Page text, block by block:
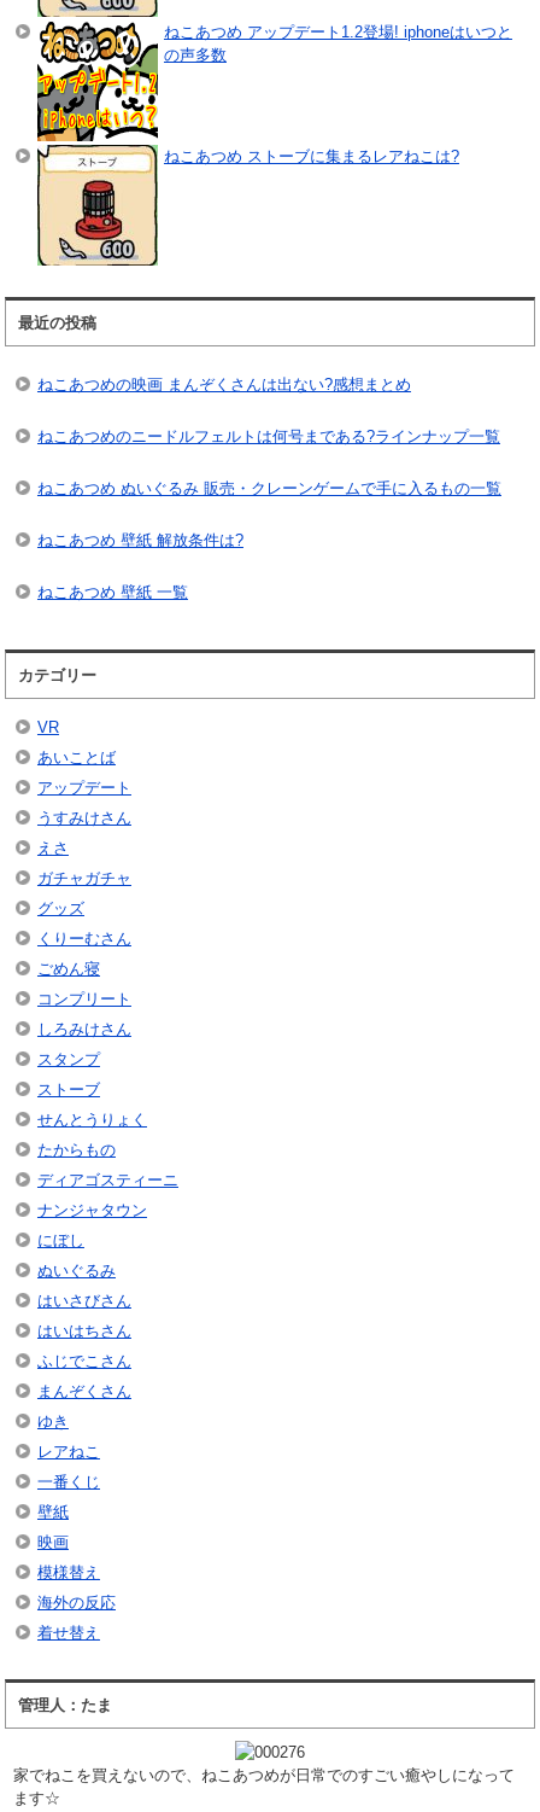
ねこあつめ アップデート1.2登場! iphoneはいつと
の声多数
ねこあつめ ストーブに集まるレアねこは?
最近の投稿
ねこあつめの映画 まんぞくさんは出ない?感想まとめ
ねこあつめのニードルフェルトは何号まである?ラインナップ一覧
ねこあつめ ぬいぐるみ 販売・クレーンゲームで手に入るもの一覧
ねこあつめ 壁紙 解放条件は?
ねこあつめ 壁紙 一覧
カテゴリー
VR
あいことば
アップデート
うすみけさん
えさ
ガチャガチャ
グッズ
くりーむさん
ごめん寝
コンプリート
しろみけさん
スタンプ
ストーブ
せんとうりょく
たからもの
ディアゴスティーニ
ナンジャタウン
にぼし
ぬいぐるみ
はいさびさん
はいはちさん
ふじでこさん
まんぞくさん
ゆき
レアねこ
一番くじ
壁紙
映画
模様替え
海外の反応
着せ替え
管理人：たま
家でねこを買えないので、ねこあつめが日常でのすごい癒やしになって
ます☆